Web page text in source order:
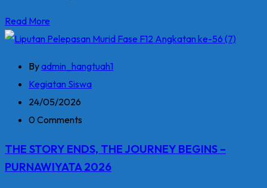
Read More
Byadmin_hangtuah1
Kegiatan Siswa
24/05/2026
0 Comments
THE STORY ENDS, THE JOURNEY BEGINS –
PURNAWIYATA 2026